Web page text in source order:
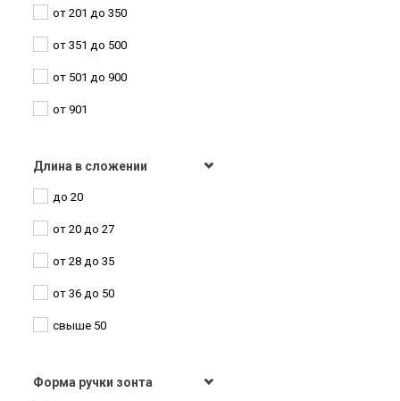
Рисунок
Розы
Рюши
Санкт-Петербург
Сказки
от 201 до 350
от 351 до 500
от 501 до 900
от 901
Длина в сложении
до 20
от 20 до 27
от 28 до 35
от 36 до 50
свыше 50
Форма ручки зонта